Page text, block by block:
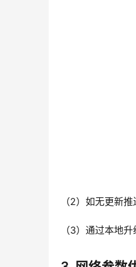
（2）如无更新
（3）通过本地